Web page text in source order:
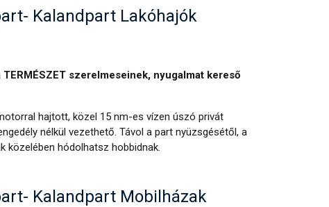
Kalandpart Lakóhajók
szerelmeseinek, nyugalmat kereső
hajtott, közel 15 nm-es vízen úszó privát
nélkül vezethető. Távol a part nyüzsgésétől, a
közelében hódolhatsz hobbidnak.
Kalandpart Mobilházak